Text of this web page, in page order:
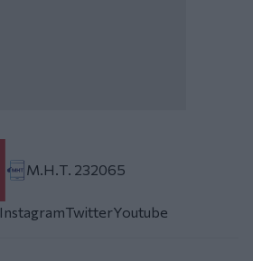
Μ.Η.Τ. 232065
InstagramTwitterYoutube